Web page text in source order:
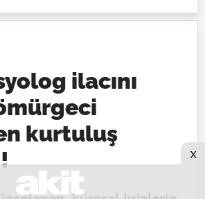
ilacını
kurtuluş
x